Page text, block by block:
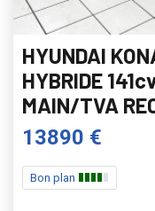
HYUNDAI
HYBRIDE
MAIN/TVA
13890 €
Bon plan